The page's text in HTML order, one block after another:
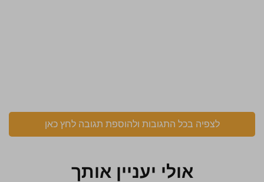
לצפיה בכל התגובות ולהוספת תגובה לחץ כאן
אולי יעניין אותך